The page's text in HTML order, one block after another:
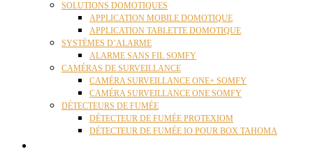
SOLUTIONS DOMOTIQUES
APPLICATION MOBILE DOMOTIQUE
APPLICATION TABLETTE DOMOTIQUE
SYSTÈMES D’ALARME
ALARME SANS FIL SOMFY
CAMÉRAS DE SURVEILLANCE
CAMÉRA SURVEILLANCE ONE+ SOMFY
CAMÉRA SURVEILLANCE ONE SOMFY
DÉTECTEURS DE FUMÉE
DÉTECTEUR DE FUMÉE PROTEXIOM
DÉTECTEUR DE FUMÉE IO POUR BOX TAHOMA